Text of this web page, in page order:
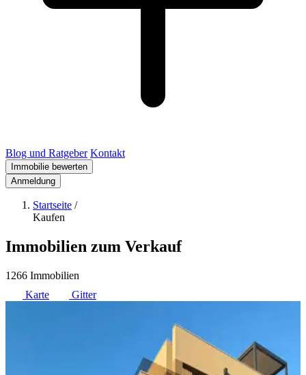
Blog und Ratgeber Kontakt
Immobilie bewerten
Anmeldung
Startseite /
Kaufen
Immobilien zum Verkauf
1266 Immobilien
Karte
Gitter